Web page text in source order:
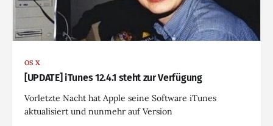
OS X
[UPDATE] iTunes 12.4.1 steht zur Verfügung
Vorletzte Nacht hat Apple seine Software iTunes
aktualisiert und nunmehr auf Version